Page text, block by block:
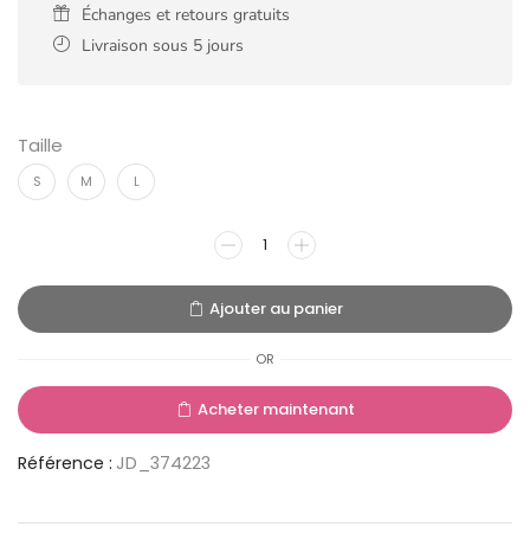
Échanges et retours gratuits
Livraison sous 5 jours
Taille
S M L
Ajouter au panier
OR
Acheter maintenant
Référence : JD_374223